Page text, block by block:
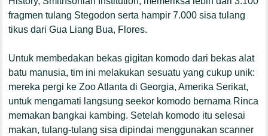
fragmen tulang Stegodon serta hampir 7.000 sisa tulang
tikus dari Gua Liang Bua, Flores.
Untuk membedakan bekas gigitan komodo dari bekas alat
batu manusia, tim ini melakukan sesuatu yang cukup unik:
mereka pergi ke Zoo Atlanta di Georgia, Amerika Serikat,
untuk mengamati langsung seekor komodo bernama Rinca
memakan bangkai kambing. Setelah komodo itu selesai
makan, tulang-tulang sisa dipindai menggunakan scanner